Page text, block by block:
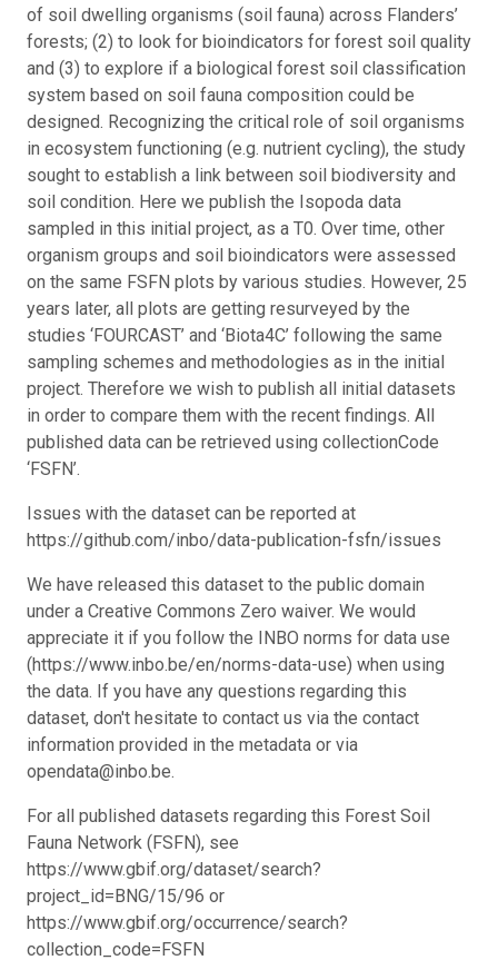
of soil dwelling organisms (soil fauna) across Flanders’
forests; (2) to look for bioindicators for forest soil quality
and (3) to explore if a biological forest soil classification
system based on soil fauna composition could be
designed. Recognizing the critical role of soil organisms
in ecosystem functioning (e.g. nutrient cycling), the study
sought to establish a link between soil biodiversity and
soil condition. Here we publish the Isopoda data
sampled in this initial project, as a T0. Over time, other
organism groups and soil bioindicators were assessed
on the same FSFN plots by various studies. However, 25
years later, all plots are getting resurveyed by the
studies ‘FOURCAST’ and ‘Biota4C’ following the same
sampling schemes and methodologies as in the initial
project. Therefore we wish to publish all initial datasets
in order to compare them with the recent findings. All
published data can be retrieved using collectionCode
‘FSFN’.
Issues with the dataset can be reported at
https://github.com/inbo/data-publication-fsfn/issues
We have released this dataset to the public domain
under a Creative Commons Zero waiver. We would
appreciate it if you follow the INBO norms for data use
(https://www.inbo.be/en/norms-data-use) when using
the data. If you have any questions regarding this
dataset, don't hesitate to contact us via the contact
information provided in the metadata or via
opendata@inbo.be.
For all published datasets regarding this Forest Soil
Fauna Network (FSFN), see
https://www.gbif.org/dataset/search?
project_id=BNG/15/96 or
https://www.gbif.org/occurrence/search?
collection_code=FSFN